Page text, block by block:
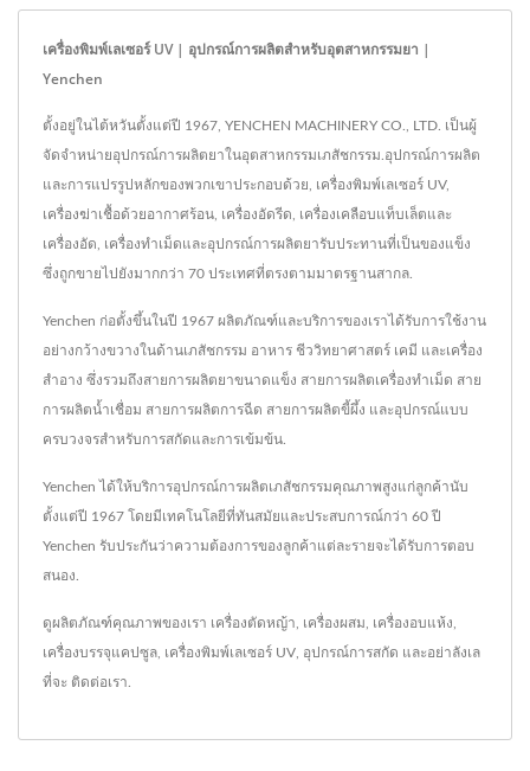
เครื่องพิมพ์เลเซอร์ UV | อุปกรณ์การผลิตสำหรับอุตสาหกรรมยา |
Yenchen
ตั้งอยู่ในไต้หวันตั้งแต่ปี 1967, YENCHEN MACHINERY CO., LTD. เป็นผู้
จัดจำหน่ายอุปกรณ์การผลิตยาในอุตสาหกรรมเภสัชกรรม.อุปกรณ์การผลิต
และการแปรรูปหลักของพวกเขาประกอบด้วย, เครื่องพิมพ์เลเซอร์ UV,
เครื่องฆ่าเชื้อด้วยอากาศร้อน, เครื่องอัดรีด, เครื่องเคลือบแท็บเล็ตและ
เครื่องอัด, เครื่องทำเม็ดและอุปกรณ์การผลิตยารับประทานที่เป็นของแข็ง
ซึ่งถูกขายไปยังมากกว่า 70 ประเทศที่ตรงตามมาตรฐานสากล.
Yenchen ก่อตั้งขึ้นในปี 1967 ผลิตภัณฑ์และบริการของเราได้รับการใช้งาน
อย่างกว้างขวางในด้านเภสัชกรรม อาหาร ชีววิทยาศาสตร์ เคมี และเครื่อง
สำอาง ซึ่งรวมถึงสายการผลิตยาขนาดแข็ง สายการผลิตเครื่องทำเม็ด สาย
การผลิตน้ำเชื่อม สายการผลิตการฉีด สายการผลิตขี้ผึ้ง และอุปกรณ์แบบ
ครบวงจรสำหรับการสกัดและการเข้มข้น.
Yenchen ได้ให้บริการอุปกรณ์การผลิตเภสัชกรรมคุณภาพสูงแก่ลูกค้านับ
ตั้งแต่ปี 1967 โดยมีเทคโนโลยีที่ทันสมัยและประสบการณ์กว่า 60 ปี
Yenchen รับประกันว่าความต้องการของลูกค้าแต่ละรายจะได้รับการตอบ
สนอง.
ดูผลิตภัณฑ์คุณภาพของเรา เครื่องตัดหญ้า, เครื่องผสม, เครื่องอบแห้ง,
เครื่องบรรจุแคปซูล, เครื่องพิมพ์เลเซอร์ UV, อุปกรณ์การสกัด และอย่าลังเล
ที่จะ ติดต่อเรา.